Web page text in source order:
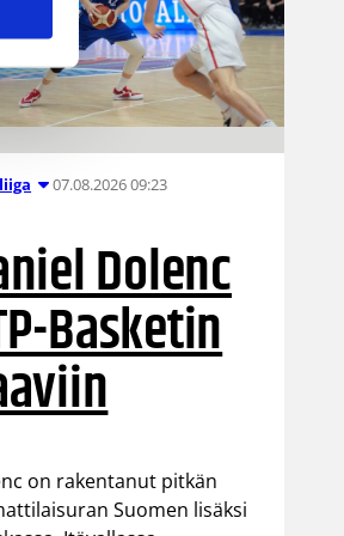
07.08.2026 09:23
Dolenc
Basketin
on rakentanut pitkän
Suomen lisäksi